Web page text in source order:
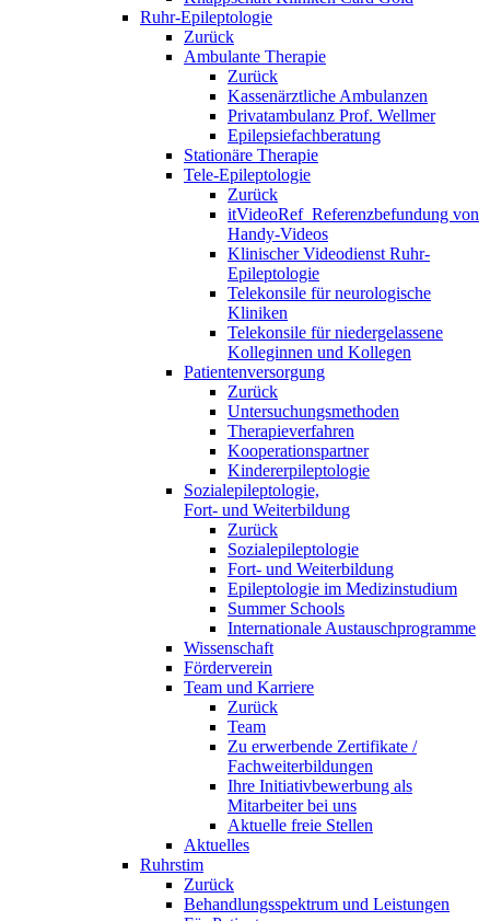
Ruhr-Epileptologie
Zurück
Ambulante Therapie
Zurück
Kassenärztliche Ambulanzen
Privatambulanz Prof. Wellmer
Epilepsiefachberatung
Stationäre Therapie
Tele-Epileptologie
Zurück
itVideoRef_Referenzbefundung von
Handy-Videos
Klinischer Videodienst Ruhr-
Epileptologie
Telekonsile für neurologische
Kliniken
Telekonsile für niedergelassene
Kolleginnen und Kollegen
Patientenversorgung
Zurück
Untersuchungsmethoden
Therapieverfahren
Kooperationspartner
Kindererpileptologie
Sozialepileptologie,
Fort- und Weiterbildung
Zurück
Sozialepileptologie
Fort- und Weiterbildung
Epileptologie im Medizinstudium
Summer Schools
Internationale Austauschprogramme
Wissenschaft
Förderverein
Team und Karriere
Zurück
Team
Zu erwerbende Zertifikate /
Fachweiterbildungen
Ihre Initiativbewerbung als
Mitarbeiter bei uns
Aktuelle freie Stellen
Aktuelles
Ruhrstim
Zurück
Behandlungsspektrum und Leistungen